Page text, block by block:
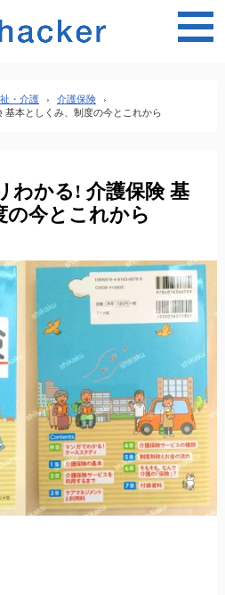
・介護 › 介護保険
›
本としくみ、制度の今とこれから
わかる! 介護保険 基
の今とこれから